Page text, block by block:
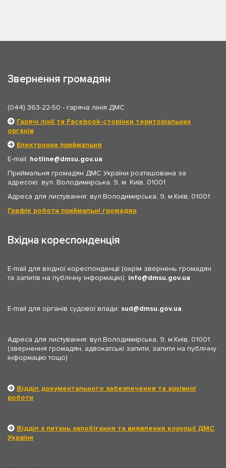
Звернення громадян
(044) 363-22-50 - гаряча лінія ДМС
Гарячі лінії та Facebook-сторінки територіальних
органів
Електронна приймальня
E-mail: hotline
dmsu.gov.ua
Приймальня громадян ДМС України розташована за
адресою: вул. Володимирська, 9, м. Київ, 01001
Адреса для листування: вул.Володимирська, 9, м.Київ, 01001
Графік роботи приймальні громадян
Вхідна кореспонденція
E-mail для вхідної кореспонденції (окрім звернень громадян
та запитів на публічну інформацію): info dmsu.gov.ua
E-mail для органів судової влади: sud dmsu.gov.ua
Адреса для листування: вул.Володимирська, 9, м.Київ, 01001
(звернення громадян, адвокатські запити, запити на публічну
інформацію тощо)
Відділ документального забезпечення та архівної
роботи
Відділ з питань запобігання та виявлення корупції ДМС
України